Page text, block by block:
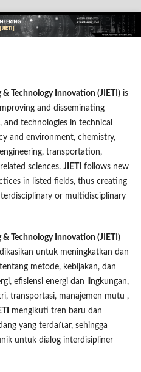
Technology Innovation (JIETI)is
and disseminating
and technologies in technical
and environment, chemistry,
transportation,
sciences. JIETI
follows new
in listed fields, thus creating
or multidisciplinary
Technology Innovation (JIETI)
untuk meningkatkan dan
metode, kebijakan, dan
efisiensi energi dan lingkungan,
transportasi, manajemen mutu ,
mengikuti tren baru dan
yang terdaftar, sehingga
untuk dialog interdisipliner